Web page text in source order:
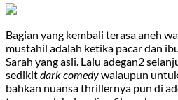
Bagian yang kembali terasa aneh
mustahil adalah ketika pacar dan
Sarah yang asli. Lalu adegan2
sedikitdark comedywalaupun
bahkan nuansa thrillernya pun di